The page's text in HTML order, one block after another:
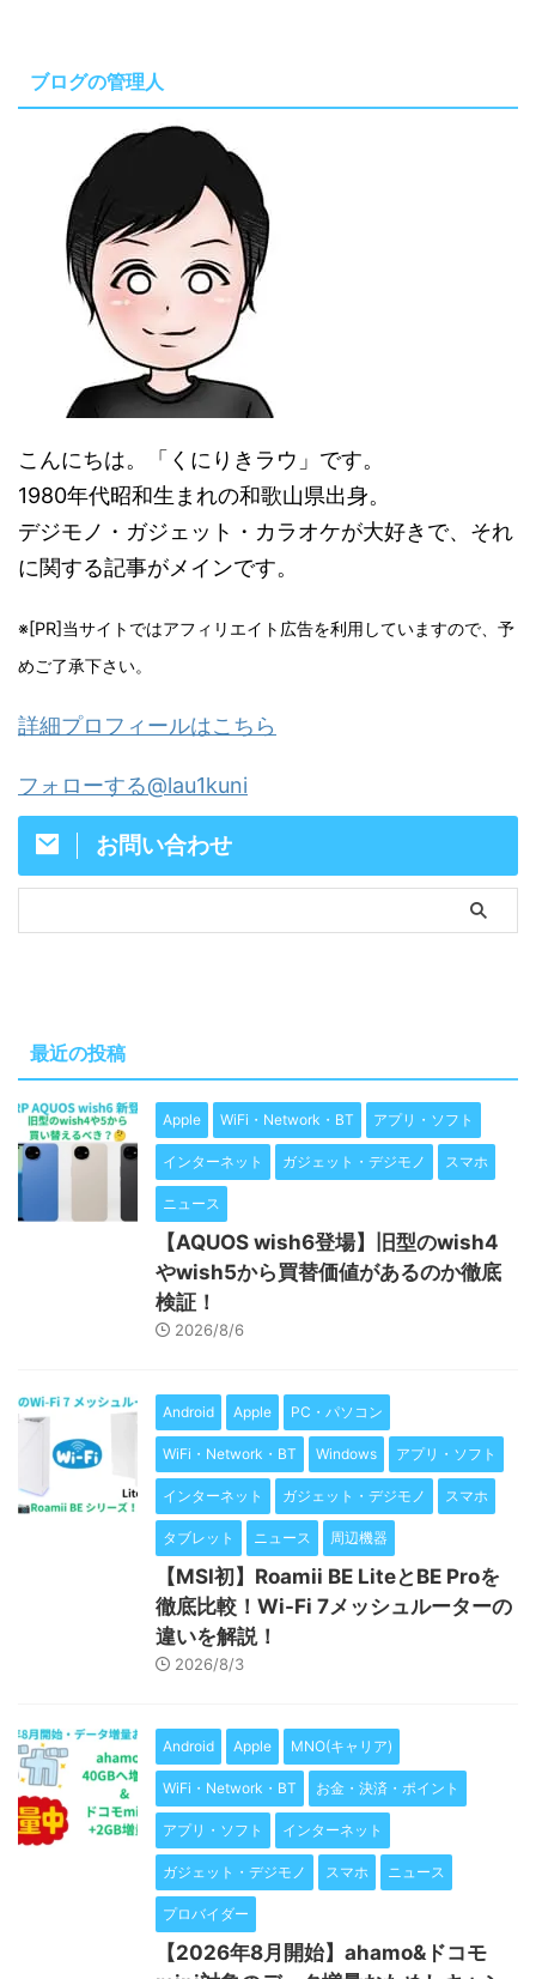
ブログの管理人
こんにちは。「くにりきラウ」です。
1980年代昭和生まれの和歌山県出身。
デジモノ・ガジェット・カラオケが大好きで、それ
に関する記事がメインです。
※[PR]当サイトではアフィリエイト広告を利用していますので、予
めご了承下さい。
詳細プロフィールはこちら
フォローする@lau1kuni
お問い合わせ
最近の投稿
Apple WiFi・Network・BT アプリ・ソフト
インターネット ガジェット・デジモノ スマホ
ニュース
【AQUOS wish6登場】旧型のwish4
やwish5から買替価値があるのか徹底
検証！
2026/8/6
Android Apple PC・パソコン
WiFi・Network・BT Windows アプリ・ソフト
インターネット ガジェット・デジモノ スマホ
タブレット ニュース 周辺機器
【MSI初】Roamii BE LiteとBE Proを
徹底比較！Wi-Fi 7メッシュルーターの
違いを解説！
2026/8/3
Android Apple MNO(キャリア)
WiFi・Network・BT お金・決済・ポイント
アプリ・ソフト インターネット
ガジェット・デジモノ スマホ ニュース
プロバイダー
【2026年8月開始】ahamo&ドコモ